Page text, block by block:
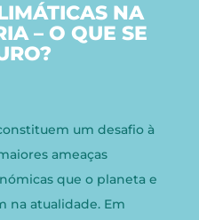
NA
– O QUE SE
um desafio à
ameaças
que o planeta e
na atualidade. Em